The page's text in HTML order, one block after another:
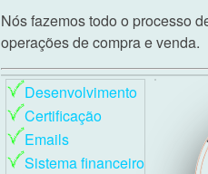
Nós fazemos todo o processo
operações de compra e venda.
Desenvolvimento
Certificação
Emails
Sistema financeiro